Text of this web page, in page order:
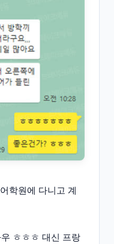
학원에 다니고 계
ㅎㅎㅎ 대신 프랑